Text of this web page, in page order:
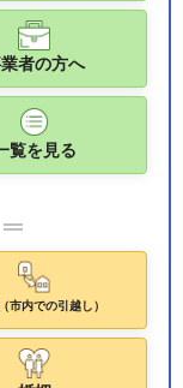
者の方へ
覧を見る
市内での引越し）